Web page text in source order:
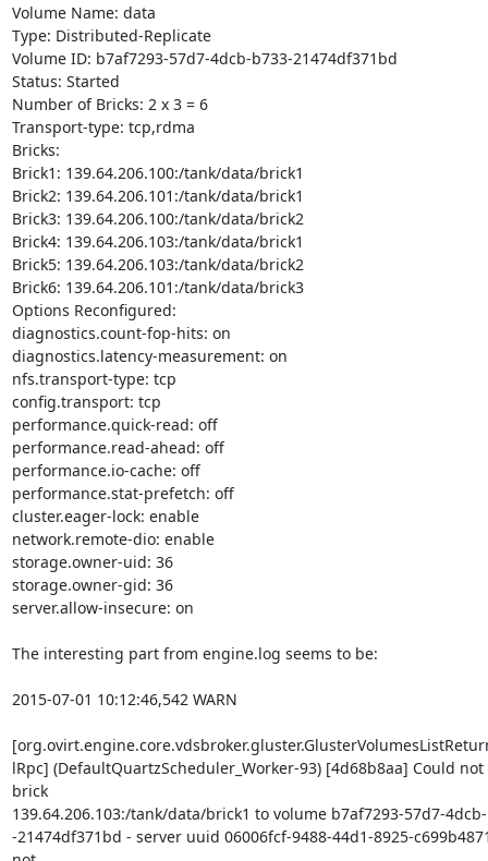
Volume Name: data
Type: Distributed-Replicate
Volume ID: b7af7293-57d7-4dcb-b733-21474df371bd
Status: Started
Number of Bricks: 2 x 3 = 6
Transport-type: tcp,rdma
Bricks:
Brick1: 139.64.206.100:/tank/data/brick1
Brick2: 139.64.206.101:/tank/data/brick1
Brick3: 139.64.206.100:/tank/data/brick2
Brick4: 139.64.206.103:/tank/data/brick1
Brick5: 139.64.206.103:/tank/data/brick2
Brick6: 139.64.206.101:/tank/data/brick3
Options Reconfigured:
diagnostics.count-fop-hits: on
diagnostics.latency-measurement: on
nfs.transport-type: tcp
config.transport: tcp
performance.quick-read: off
performance.read-ahead: off
performance.io-cache: off
performance.stat-prefetch: off
cluster.eager-lock: enable
network.remote-dio: enable
storage.owner-uid: 36
storage.owner-gid: 36
server.allow-insecure: on
The interesting part from engine.log seems to be:
2015-07-01 10:12:46,542 WARN
lRpc] (DefaultQuartzScheduler_Worker-93) [4d68b8aa] Could not
brick
139.64.206.103:/tank/data/brick1 to volume b7af7293-57d7-
-21474df371bd - server uuid 06006fcf-9488-44d1-8925-